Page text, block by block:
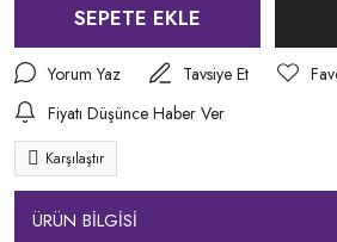
SEPETE EKLE
Yorum Yaz
Tavsiye Et
Fiyatı Düşünce Haber Ver
Karşılaştır
ÜRÜN BİLGİSİ